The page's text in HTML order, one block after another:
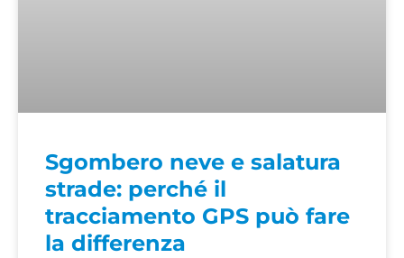
Sgombero neve e salatura
strade: perché il
tracciamento GPS può fare
la differenza